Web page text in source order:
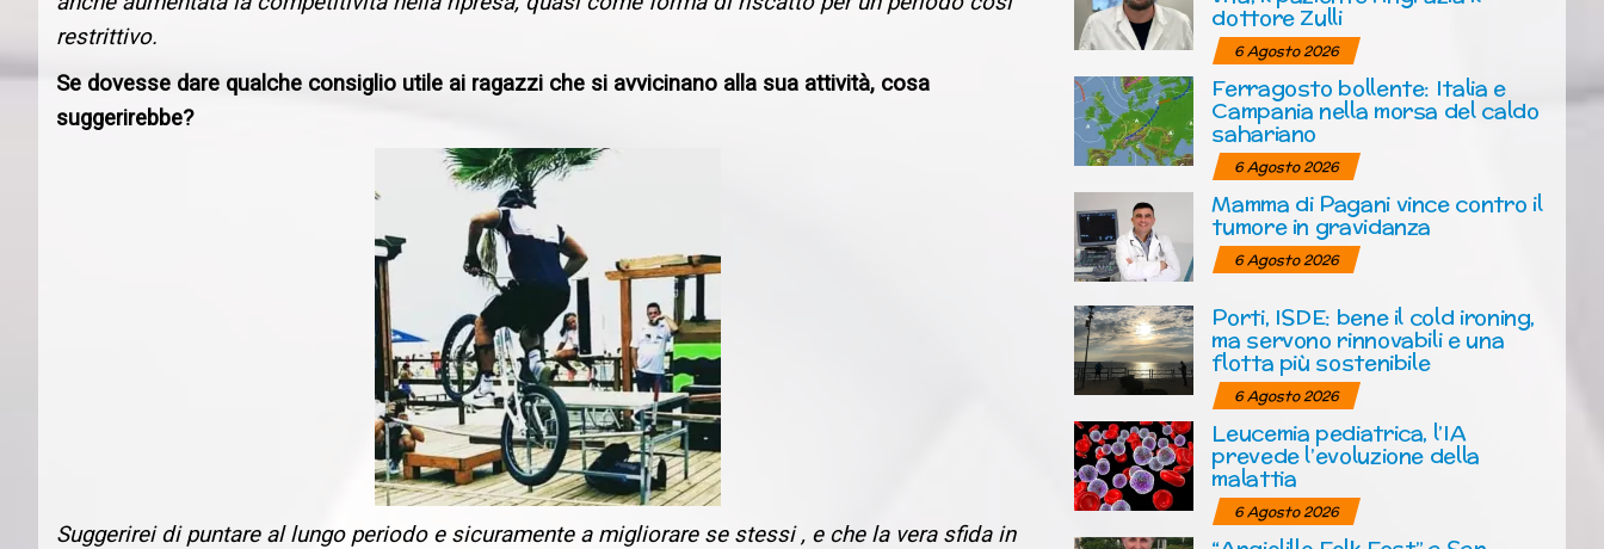
restrittivo.
Se dovesse dare qualche consiglio utile ai ragazzi che si avvicinano alla sua attività, cosa
suggerirebbe?
Suggerirei di puntare al lungo periodo e sicuramente a migliorare se stessi , e che la vera sfida in
dottore Zulli
6 Agosto 2026
Ferragosto bollente: Italia e
Campania nella morsa del caldo
sahariano
6 Agosto 2026
Mamma di Pagani vince contro il
tumore in gravidanza
6 Agosto 2026
Porti, ISDE: bene il cold ironing,
ma servono rinnovabili e una
flotta più sostenibile
6 Agosto 2026
Leucemia pediatrica, l’IA
prevede l’evoluzione della
malattia
6 Agosto 2026